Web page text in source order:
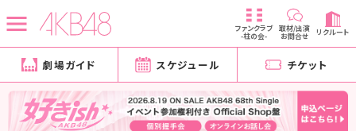
ファンクラブ
-柱の会-
取材/出演
お問合せ リクルート
劇場ガイド スケジュール チケット